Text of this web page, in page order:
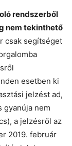
rendszerből
nem tekinthető
csak segítséget
esetben ki
jelzést ad,
gyanúja nem
a jelzésről az
2019. február